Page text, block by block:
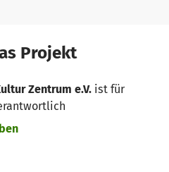
Projekt
Zentrum e.V. ist für